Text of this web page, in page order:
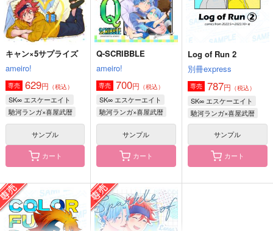
サンプル
作品詳細
サンプル
作品詳細
サンプル
作品詳細
イエティ☆インフィニ
ティ
take the air
きみのこと どきどき
させたい させられた
い
別冊express
キャン×5サプライズ
ameiro!
専売 629円 （税込）
SK∞ エスケーエイト
馳河ランガ×喜屋武暦
サンプル
カート
Q-SCRIBBLE
ameiro!
専売 700円 （税込）
SK∞ エスケーエイト
馳河ランガ×喜屋武暦
サンプル
カート
Log of Run 2
別冊express
専売 787円 （税込）
SK∞ エスケーエイト
馳河ランガ×喜屋武暦
サンプル
カート